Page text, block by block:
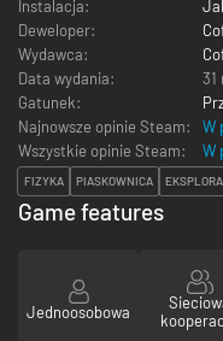
Instalacja:
Deweloper:
Wydawca:
Data wydania:
31
Gatunek:
Najnowsze opinie Steam:
W
Wszystkie opinie Steam:
W
FIZYKA PIASKOWNICA
Game features
Jednoosobowa